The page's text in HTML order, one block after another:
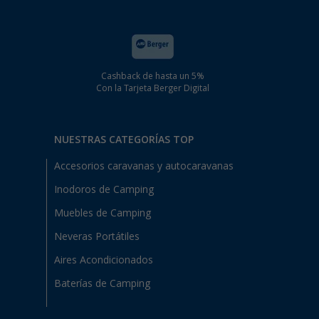
Cashback de hasta un 5%
Con la Tarjeta Berger Digital
NUESTRAS CATEGORÍAS TOP
Accesorios caravanas y autocaravanas
Inodoros de Camping
Muebles de Camping
Neveras Portátiles
Aires Acondicionados
Baterías de Camping